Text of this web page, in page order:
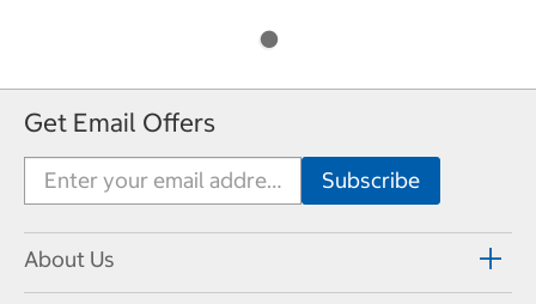
Get Email Offers
About Us